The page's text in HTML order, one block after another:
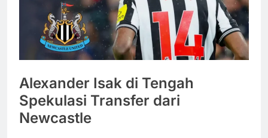
Alexander Isak di Tengah
Spekulasi Transfer dari
Newcastle